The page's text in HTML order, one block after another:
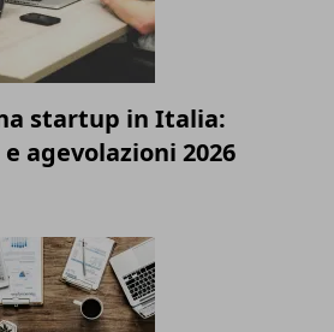
startup in Italia:
agevolazioni 2026